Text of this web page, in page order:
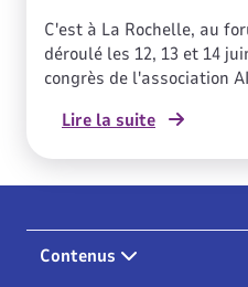
C'est à La Rochelle, au
déroulé les 12, 13 et 14
congrès de l'association
partenaire majeur, a
Lire la suite
Contenus